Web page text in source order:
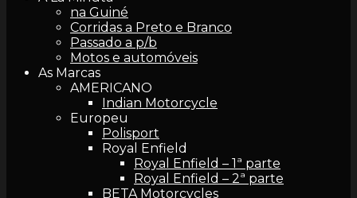
na Guiné
Corridas a Preto e Branco
Passado a p/b
Motos e automóveis
As Marcas
AMERICANO
Indian Motorcycle
Europeu
Polisport
Royal Enfield
Royal Enfield – 1ª parte
Royal Enfield – 2ª parte
BETA Motorcycles